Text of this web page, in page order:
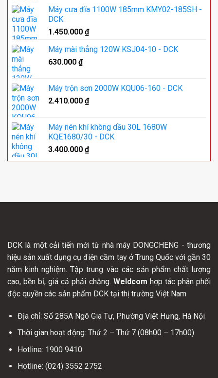
Máy cưa đĩa 1100W 185mm KMY02-185SH -
DCK
1.450.000 ₫
Máy mài thẳng 120W KSJ04-10 - DCK
630.000 ₫
Máy trộn sơn 2000W KQU06-160 - DCK
2.410.000 ₫
Máy nén khí không dầu 30L 1680W
KQE1680/30 - DCK
3.400.000 ₫
DCK là một cải tiến mới từ nhà máy DONGCHENG - thương
hiệu sản xuất dụng cụ điện cầm tay ở Trung Quốc với gần 30
năm kinh nghiệm. Tập trung vào các sản phẩm chất lượng
cao, bền bỉ, giá cả phải chăng. Weldcom hợp tác phân phối
độc quyền các sản phẩm DCK tại thị trường Việt Nam
Địa chỉ: Số 285A Ngô Gia Tự, Phường Việt Hưng, Hà Nội
Thời gian hoạt động: Thứ 2 – Thứ 7 (08h00 – 17h00)
Hotline: 1900 9410
Hotline: (024) 3552 2752